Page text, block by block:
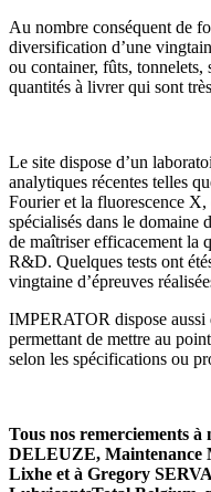
Au nombre conséquent de
diversification d’une
ou container, fûts, tonnelets,
quantités à livrer qui sont
Le site dispose d’un
analytiques récentes telles
Fourier et la fluorescence X,
spécialisés dans le domaine
de maîtriser efficacement la
R&D. Quelques tests ont
vingtaine d’épreuves
IMPERATOR dispose aussi
permettant de mettre au
selon les spécifications ou
Tous nos remerciements
DELEUZE, Maintenance
Lixhe et à Gregory